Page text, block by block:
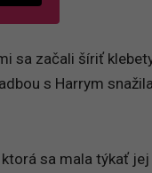
sa začali šíriť
s Harrym snažila
sa mala týkať